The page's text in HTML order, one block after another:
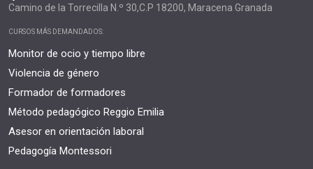
Camino de la Torrecilla N.º 30,C.P 18200, Maracena Granada
CURSOS MÁS DEMANDADOS:
Monitor de ocio y tiempo libre
Violencia de género
Formador de formadores
Método pedagógico Reggio Emilia
Asesor en orientación laboral
Pedagogía Montessori